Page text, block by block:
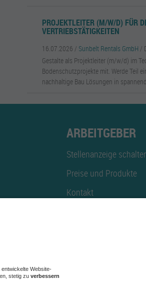
PROJEKTLEITER (M/W/D) FÜR
ERTRIEBSTÄTIGKEITEN
16.07.2026 / Sunbelt Rentals GmbH /
Gestalte als Projektleiter (m/w/d) im
Bodenschutzprojekte mit. Werde Teil
nachhaltige Bau Lösungen in
ARBEITGEBER
Stellenanzeige
Preise und Produkte
Kontakt